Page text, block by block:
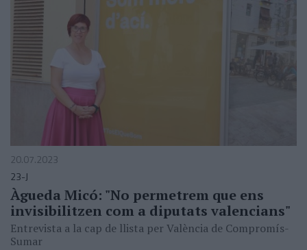
20.07.2023
23-J
Àgueda Micó: "No permetrem que ens
invisibilitzen com a diputats valencians"
Entrevista a la cap de llista per València de Compromís-
Sumar